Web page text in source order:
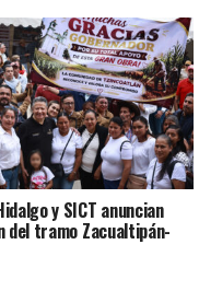
y SICT anuncian
del tramo Zacualtipán-